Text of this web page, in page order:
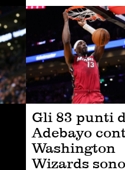
ALTRI SPORT
Gli 83 punti
Adebayo
Washington
Wizards